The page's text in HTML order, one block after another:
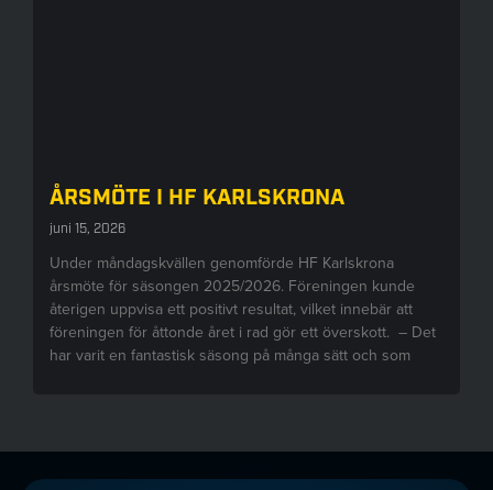
ÅRSMÖTE I HF KARLSKRONA
juni 15, 2026
Under måndagskvällen genomförde HF Karlskrona
årsmöte för säsongen 2025/2026. Föreningen kunde
återigen uppvisa ett positivt resultat, vilket innebär att
föreningen för åttonde året i rad gör ett överskott. – Det
har varit en fantastisk säsong på många sätt och som